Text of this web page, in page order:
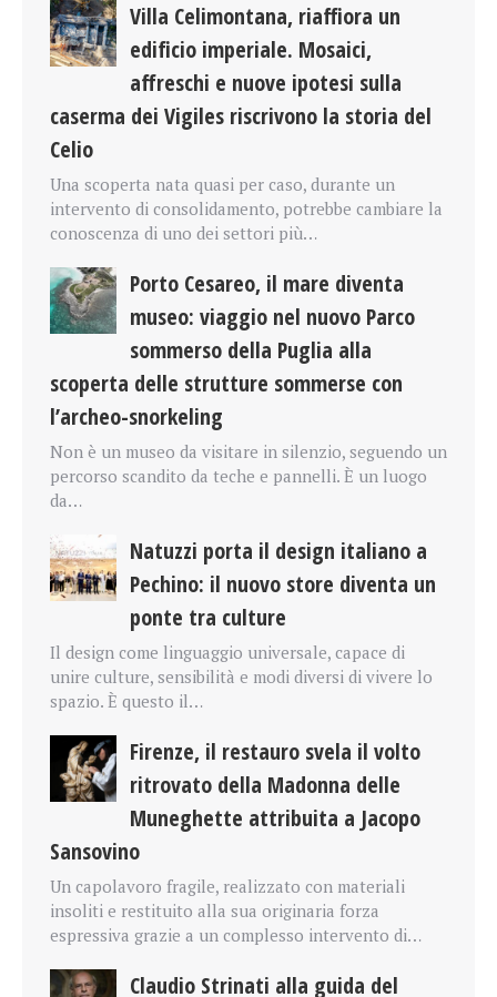
Villa Celimontana, riaffiora un
edificio imperiale. Mosaici,
affreschi e nuove ipotesi sulla
caserma dei Vigiles riscrivono la storia del
Celio
Una scoperta nata quasi per caso, durante un
intervento di consolidamento, potrebbe cambiare la
conoscenza di uno dei settori più…
Porto Cesareo, il mare diventa
museo: viaggio nel nuovo Parco
sommerso della Puglia alla
scoperta delle strutture sommerse con
l’archeo-snorkeling
Non è un museo da visitare in silenzio, seguendo un
percorso scandito da teche e pannelli. È un luogo
da…
Natuzzi porta il design italiano a
Pechino: il nuovo store diventa un
ponte tra culture
Il design come linguaggio universale, capace di
unire culture, sensibilità e modi diversi di vivere lo
spazio. È questo il…
Firenze, il restauro svela il volto
ritrovato della Madonna delle
Muneghette attribuita a Jacopo
Sansovino
Un capolavoro fragile, realizzato con materiali
insoliti e restituito alla sua originaria forza
espressiva grazie a un complesso intervento di…
Claudio Strinati alla guida del